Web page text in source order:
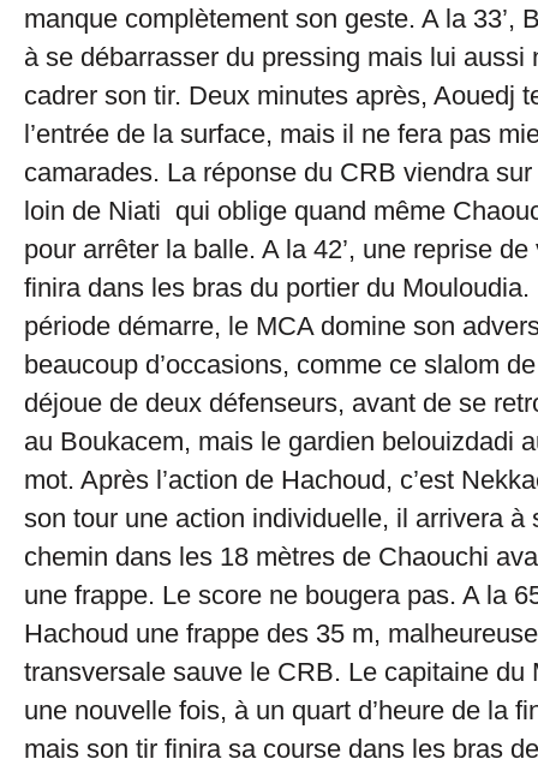
manque complètement son geste. A la 33’,
à se débarrasser du pressing mais lui aussi
cadrer son tir. Deux minutes après, Aouedj
l’entrée de la surface, mais il ne fera pas
camarades. La réponse du CRB viendra
loin de Niati qui oblige quand même
pour arrêter la balle. A la 42’, une reprise de
finira dans les bras du portier du
période démarre, le MCA domine son
beaucoup d’occasions, comme ce slalom
déjoue de deux défenseurs, avant de se
au Boukacem, mais le gardien belouizdadi
mot. Après l’action de Hachoud, c’est
son tour une action individuelle, il arrivera à
chemin dans les 18 mètres de Chaouchi
une frappe. Le score ne bougera pas. A la
Hachoud une frappe des 35 m,
transversale sauve le CRB. Le capitaine du
une nouvelle fois, à un quart d’heure de la
mais son tir finira sa course dans les bras